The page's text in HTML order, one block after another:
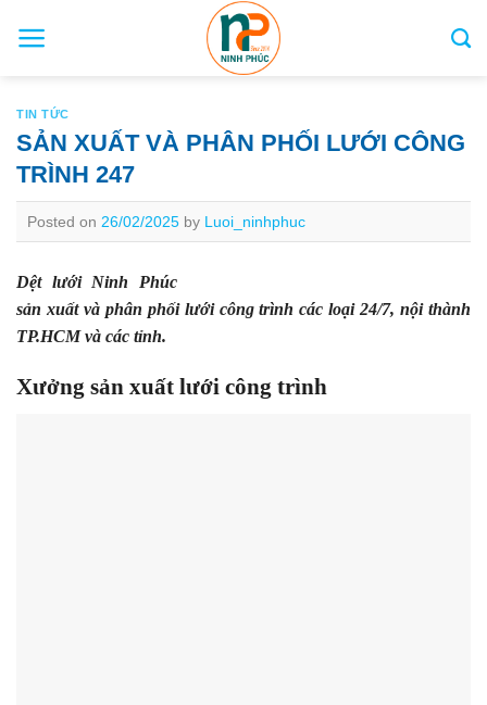
TIN TỨC
SẢN XUẤT VÀ PHÂN PHỐI LƯỚI CÔNG
TRÌNH 247
Posted on 26/02/2025 by Luoi_ninhphuc
Dệt lưới Ninh Phúc
sản xuất và phân phối lưới công trình các loại 24/7, nội thành
TP.HCM và các tỉnh.
Xưởng sản xuất lưới công trình